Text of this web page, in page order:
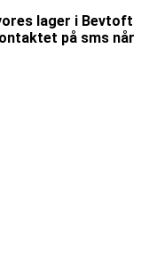
lager i Bevtoft
på sms når